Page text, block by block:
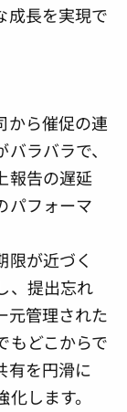
成長を実現で
から催促の連
ラバラで、
報告の遅延
パフォーマ
限が近づく
、提出忘れ
元管理された
もどこからで
有を円滑に
します。